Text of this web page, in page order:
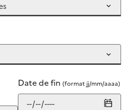
Date de fin (format jj/mm/aaaa)